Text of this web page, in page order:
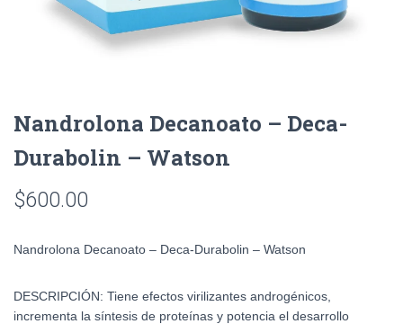
Nandrolona Decanoato – Deca-
Durabolin – Watson
$600.00
Nandrolona Decanoato – Deca-Durabolin – Watson
DESCRIPCIÓN: Tiene efectos virilizantes androgénicos,
incrementa la síntesis de proteínas y potencia el desarrollo